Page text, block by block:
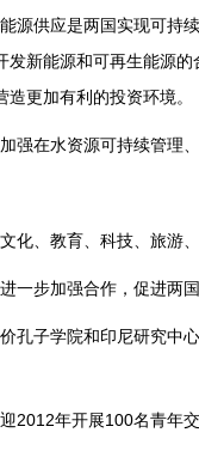
供应是两国实现可持续
新能源和可再生能源
更加有利的投资环境。
在水资源可持续管理
、教育、科技、旅游
步加强合作，促进两
子学院和印尼研究中心
年开展100名青年